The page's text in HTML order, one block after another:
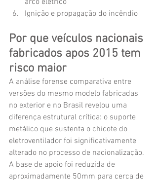
arco elétrico
Ignição e propagação do incêndio
Por que veículos nacionais
fabricados apos 2015 tem
risco maior
A análise forense comparativa entre
versões do mesmo modelo fabricadas
no exterior e no Brasil revelou uma
diferença estrutural crítica: o suporte
metálico que sustenta o chicote do
eletroventilador foi significativamente
alterado no processo de nacionalização.
A base de apoio foi reduzida de
aproximadamente 50mm para cerca de